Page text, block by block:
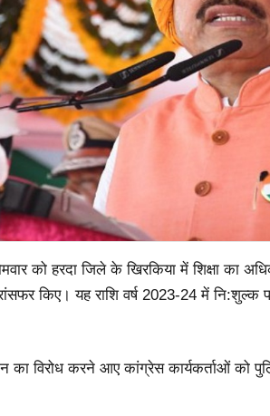
को हरदा जिले के खिरकिया में शिक्षा का
किए। यह राशि वर्ष 2023-24 में नि:शुल्क
विरोध करने आए कांग्रेस कार्यकर्ताओं को